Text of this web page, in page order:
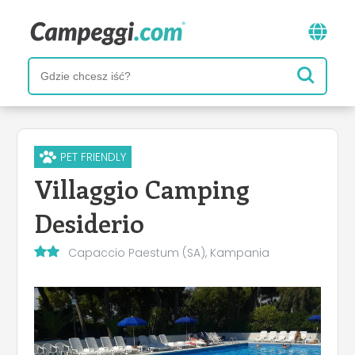
PET FRIENDLY
Villaggio Camping
Desiderio
Capaccio Paestum (SA), Kampania